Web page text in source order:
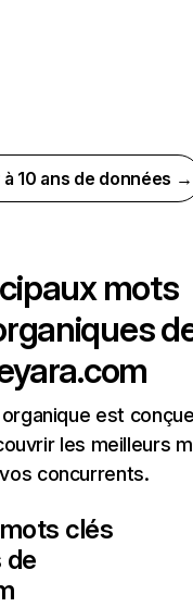
10 ans de données →
mots
est
les meilleurs
concurrents.
clés
de